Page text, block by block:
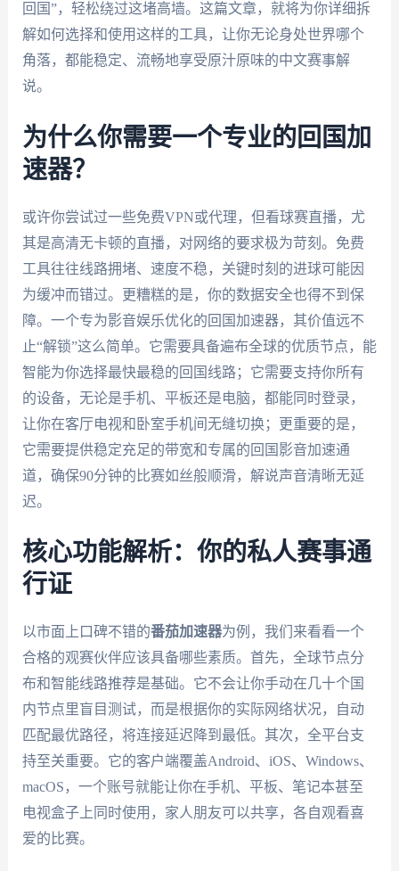
回国”，轻松绕过这堵高墙。这篇文章，就将为你详细拆
解如何选择和使用这样的工具，让你无论身处世界哪个
角落，都能稳定、流畅地享受原汁原味的中文赛事解
说。
为什么你需要一个专业的回国加
速器？
或许你尝试过一些免费VPN或代理，但看球赛直播，尤
其是高清无卡顿的直播，对网络的要求极为苛刻。免费
工具往往线路拥堵、速度不稳，关键时刻的进球可能因
为缓冲而错过。更糟糕的是，你的数据安全也得不到保
障。一个专为影音娱乐优化的回国加速器，其价值远不
止“解锁”这么简单。它需要具备遍布全球的优质节点，能
智能为你选择最快最稳的回国线路；它需要支持你所有
的设备，无论是手机、平板还是电脑，都能同时登录，
让你在客厅电视和卧室手机间无缝切换；更重要的是，
它需要提供稳定充足的带宽和专属的回国影音加速通
道，确保90分钟的比赛如丝般顺滑，解说声音清晰无延
迟。
核心功能解析：你的私人赛事通
行证
以市面上口碑不错的番茄加速器为例，我们来看看一个
合格的观赛伙伴应该具备哪些素质。首先，全球节点分
布和智能线路推荐是基础。它不会让你手动在几十个国
内节点里盲目测试，而是根据你的实际网络状况，自动
匹配最优路径，将连接延迟降到最低。其次，全平台支
持至关重要。它的客户端覆盖Android、iOS、Windows、
macOS，一个账号就能让你在手机、平板、笔记本甚至
电视盒子上同时使用，家人朋友可以共享，各自观看喜
爱的比赛。